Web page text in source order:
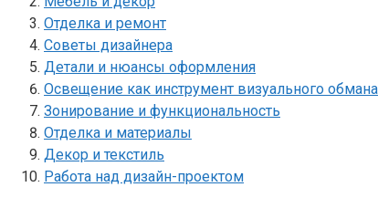
Отделка и ремонт
Советы дизайнера
Детали и нюансы оформления
Освещение как инструмент визуального обмана
Зонирование и функциональность
Отделка и материалы
Декор и текстиль
Работа над дизайн-проектом